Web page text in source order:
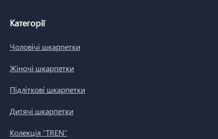
Категорії
Чоловічі шкарпетки
Жіночі шкарпетки
Підліткові шкарпетки
Дитячі шкарпетки
Колекція “TREN”